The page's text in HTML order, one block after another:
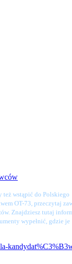
też wstąpić do Polskiego
OT-73, przeczytaj
Znajdziesz tutaj
wypełnić, gdzie je